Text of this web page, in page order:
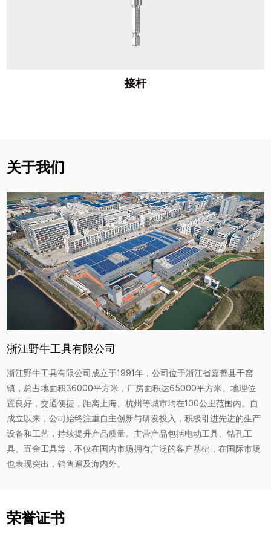
接杆
关于我们
浙江野牛工具有限公司
浙江野牛工具有限公司成立于1991年，公司位于浙江省嘉善县干窑
镇，总占地面积36000平方米，厂房面积达65000平方米。地理位
置良好，交通便捷，距离上海、杭州等城市均在100公里范围内。自
成立以来，公司始终注重自主创新与研发投入，积极引进先进的生产
设备和工艺，持续提升产品质量。主营产品包括电动工具、钻孔工
具、五金工具等，不仅在国内市场拥有广泛的客户基础，在国际市场
也表现突出，销售遍及海内外。
荣誉证书